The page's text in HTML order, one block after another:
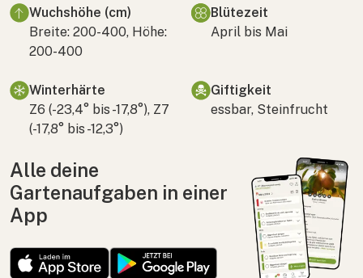
Wuchshöhe (cm)
Breite: 200-400, Höhe:
200-400
Blütezeit
April bis Mai
Winterhärte
Z6 (-23,4° bis -17,8°), Z7
(-17,8° bis -12,3°)
Giftigkeit
essbar, Steinfrucht
Alle deine
Gartenaufgaben in einer
App